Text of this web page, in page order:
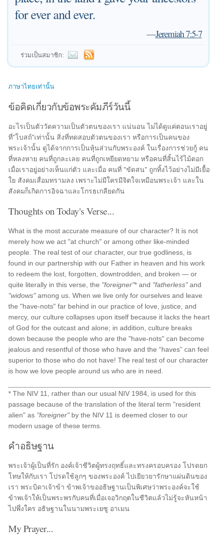
for ever and ever.
—Jeremiah 7:5-7
ร่วมเป็นสมาชิก:
ภาษาไทยเท่านั้น
ข้อคิดเกี่ยวกับข้อพระคัมภีร์วันนี้
อะไรเป็นตัววัดความเป็นตัวตนของเรา แน่นอน ไม่ได้ดูแค่ตอนเราอยู่
ที่"โบสถ์"เท่านั้น สิ่งที่ทดสอบตัวตนของเรา หรือการเป็นคนของ
พระเจ้านั้น ดูได้จากการเป็นหุ้นส่วนกับพระองค์ ในเรื่องการช่วยกู้ คน
ที่หลงหาย คนที่ถูกละเลย คนที่ถูกเหยียดหยาม หรือคนที่สิ้นไร้ไม้ตอก
เมื่อเราอยู่อย่างเห็นแก่ตัว และเมื่อ คนที่ "ขัดสน" ถูกทิ้งไว้อย่างไม่มีเยื้อ
ใย สังคมเสื่อมทรามลง เพราะไม่มีใครมีจิตใจเหมือนพระเจ้า และใน
สังคมก็เกิดการอิจฉาและโกรธเกลียดกัน
Thoughts on Today's Verse...
What is the most accurate measure of our character? It is not
merely how we act "at church" or among other like-minded
people. The real test of our character, our true godliness, is
found in our partnership with our Father in heaven and his work
to redeem the lost, forgotten, downtrodden, and broken — or
quite literally in this verse, the "foreigner"* and "fatherless"and
"widows"among us. When we live only for ourselves and leave
the "have-nots" far behind in our practice of love, justice, and
mercy, our culture collapses upon itself because it lacks the heart
of God for the outcast and alone; in addition, culture breaks
down because the people who are the "have-nots" can become
jealous and resentful of those who have and the “haves” can feel
superior to those who do not have! The real test of our character
is how we love people around us who are in need.
* The NIV 11, rather than our usual NIV 1984, is used for this
passage because of the translation of the literal term "resident
alien" as "foreigner"by the NIV 11 is deemed closer to our
modern usage of these terms.
คำอธิษฐาน
พระเจ้าผู้เป็นที่รัก องค์เจ้าชีวิตผู้ทรงฤทธิ์และทรงครอบครอง โปรดยก
โทษให้กับเรา โปรดใช้ลูกๆ ของพระองค์ ไปเยียวยารักษาแผ่นดินของ
เรา พระบิดาเจ้าข้า ข้าพเจ้าขออธิษฐานเป็นพิเศษว่าพระองค์จะใช้
ข้าพเจ้าให้เป็นพระพรกับคนที่เมื่อเจอวิกฤตในชีวิตแล้วไม่รู้จะหันหน้า
ไปพึ่งใคร อธิษฐานในนามพระเยซู อาเมน
My Prayer...